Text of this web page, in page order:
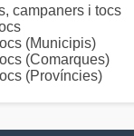
campaners i tocs
(Municipis)
(Comarques)
(Províncies)